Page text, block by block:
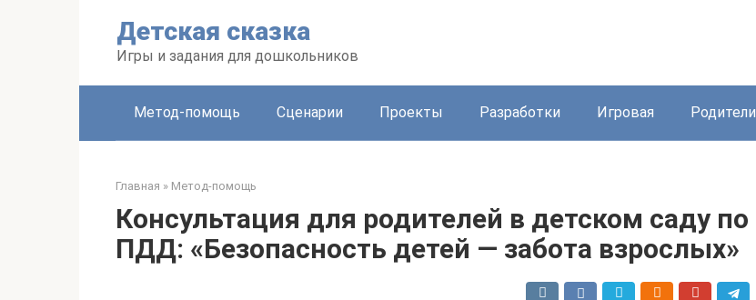
Детская сказка
Игры и задания для дошкольников
Метод-помощь Сценарии Проекты Разработки Игровая Родители
Главная » Метод-помощь
Консультация для родителей в детском саду по
ПДД: «Безопасность детей — забота взрослых»